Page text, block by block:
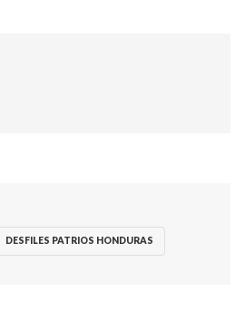
DESFILES PATRIOS HONDURAS